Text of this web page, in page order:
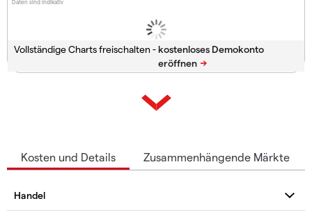
Daten sind indikativ
Vollständige Charts freischalten -
Kosten und Details Zusammenhängende Märkte